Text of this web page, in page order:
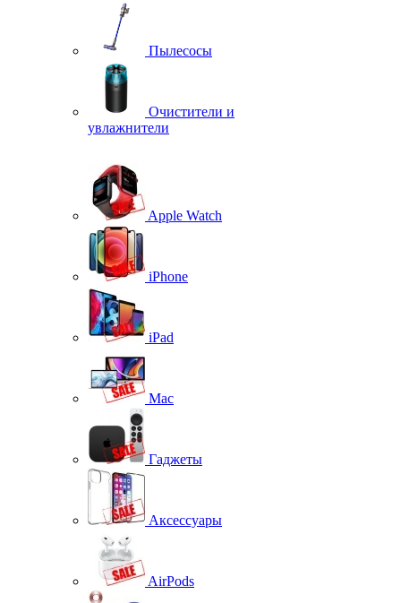
Пылесосы
Очистители и
увлажнители
Apple Watch
iPhone
iPad
Mac
Гаджеты
Аксессуары
AirPods